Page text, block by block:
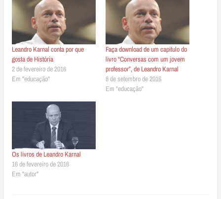
Leandro Karnal conta por que
gosta de História
2 de fevereiro de 2016
Em "educação"
Faça download de um capítulo do
livro “Conversas com um jovem
professor”, de Leandro Karnal
8 de setembro de 2016
Em "educação"
Os livros de Leandro Karnal
16 de fevereiro de 2016
Em "autor"